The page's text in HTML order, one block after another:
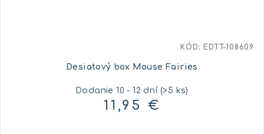
Desiatový box Mouse Fairies
Dodanie 10 - 12 dní(>5 ks)
11,95 €
KÓD: EDTT-108609